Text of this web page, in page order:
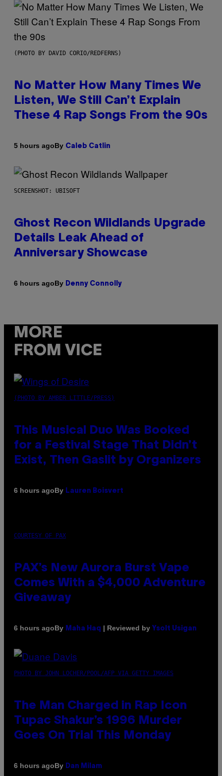
(PHOTO BY DAVID CORIO/REDFERNS)
No Matter How Many Times We
Listen, We Still Can’t Explain
These 4 Rap Songs From the 90s
5 hours agoBy Caleb Catlin
SCREENSHOT: UBISOFT
Ghost Recon Wildlands Upgrade
Details Leak Ahead of
Anniversary Showcase
6 hours agoBy Denny Connolly
MORE
FROM VICE
(PHOTO BY AMBER LITTLE/PRESS)
This Musical Duo Was Booked
for a Festival Stage That Didn’t
Exist, Then Gaslit by Organizers
6 hours agoBy Lauren Boisvert
COURTESY OF PAX
PAX’s New Aurora Burst Vape
Comes With a $4,000 Adventure
Giveaway
6 hours agoBy Maha Haq | Reviewed by Ysolt Usigan
PHOTO BY JOHN LOCHER/POOL/AFP VIA GETTY IMAGES
The Man Charged in Rap Icon
Tupac Shakur’s 1996 Murder
Goes On Trial This Monday
6 hours agoBy Dan Milam